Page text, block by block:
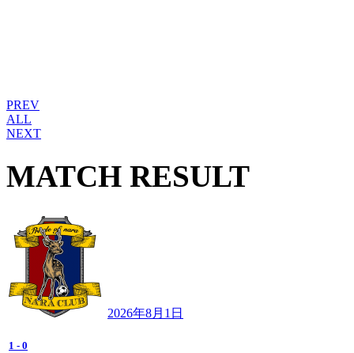
PREV
ALL
NEXT
MATCH RESULT
2026年8月1日
1 - 0